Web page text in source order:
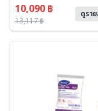
อุปกรณ์ต่าง ขนาด 4 x 5 L
10,090 ฿
13,117 ฿
ดูรา